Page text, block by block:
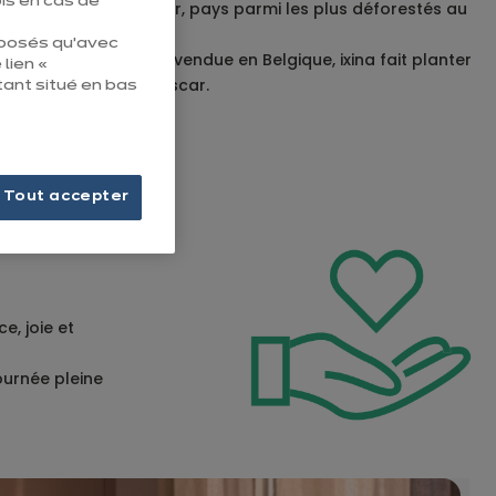
forêts à Madagascar, pays parmi les plus déforestés au
monde.
Pour chaque cuisine vendue en Belgique, ixina fait planter
12 arbres à Madagascar.
joie et
pleine
qu’avec
lien «
situé en bas
Tout accepter